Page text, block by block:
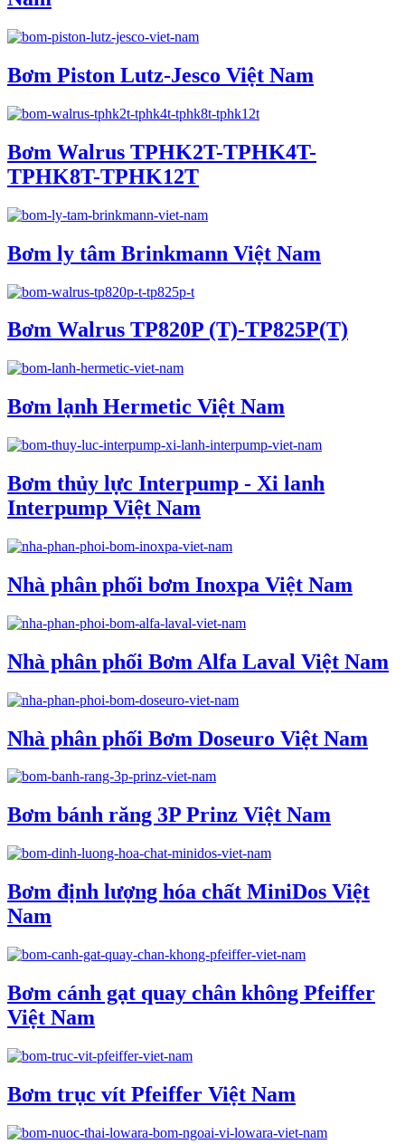
Bơm Piston Lutz-Jesco Việt Nam
Bơm Walrus TPHK2T-TPHK4T-
TPHK8T-TPHK12T
Bơm ly tâm Brinkmann Việt Nam
Bơm Walrus TP820P (T)-TP825P(T)
Bơm lạnh Hermetic Việt Nam
Bơm thủy lực Interpump - Xi lanh
Interpump Việt Nam
Nhà phân phối bơm Inoxpa Việt Nam
Nhà phân phối Bơm Alfa Laval Việt Nam
Nhà phân phối Bơm Doseuro Việt Nam
Bơm bánh răng 3P Prinz Việt Nam
Bơm định lượng hóa chất MiniDos Việt
Nam
Bơm cánh gạt quay chân không Pfeiffer
Việt Nam
Bơm trục vít Pfeiffer Việt Nam